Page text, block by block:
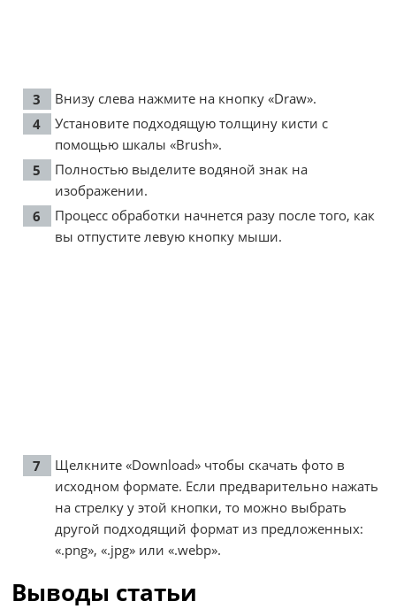
Внизу слева нажмите на кнопку «Draw».
Установите подходящую толщину кисти с
помощью шкалы «Brush».
Полностью выделите водяной знак на
изображении.
Процесс обработки начнется разу после того, как
вы отпустите левую кнопку мыши.
Щелкните «Download» чтобы скачать фото в
исходном формате. Если предварительно нажать
на стрелку у этой кнопки, то можно выбрать
другой подходящий формат из предложенных:
«.png», «.jpg» или «.webp».
Выводы статьи